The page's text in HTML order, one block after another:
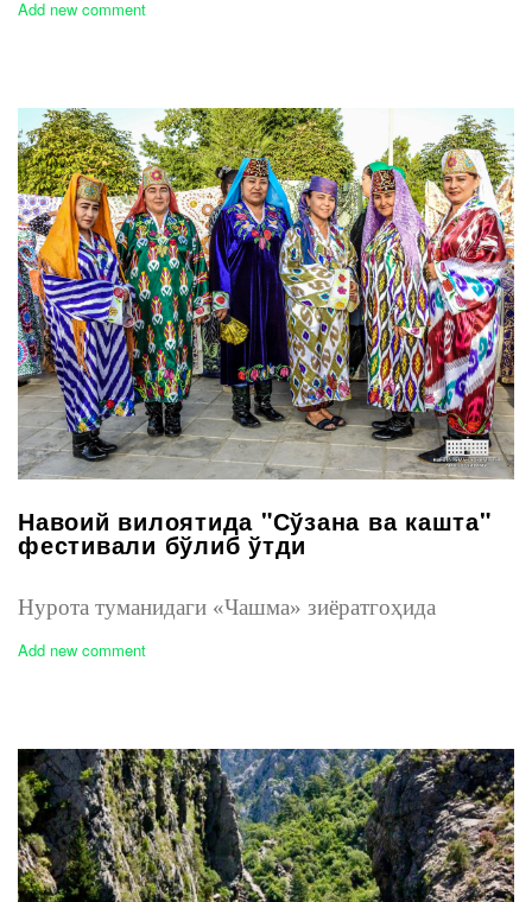
Add new comment
Навоий вилоятида "Сўзана ва кашта"
фестивали бўлиб ўтди
Нурота туманидаги «Чашма» зиёратгоҳида
Add new comment